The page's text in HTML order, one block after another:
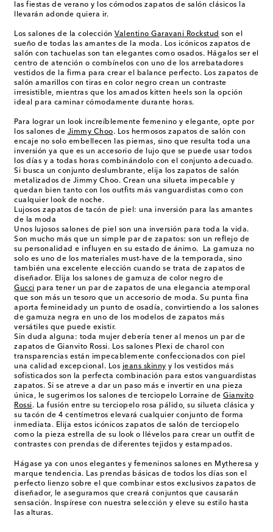
las fiestas de verano y los cómodos zapatos de salón clásicos la
llevarán adonde quiera ir.
Los salones de la colección Valentino Garavani Rockstud son el
sueño de todas las amantes de la moda. Los icónicos zapatos de
salón con tachuelas son tan elegantes como osados. Hágalos ser el
centro de atención o combínelos con uno de los arrebatadores
vestidos de la firma para crear el balance perfecto. Los zapatos de
salón amarillos con tiras en color negro crean un contraste
irresistible, mientras que los amados kitten heels son la opción
ideal para caminar cómodamente durante horas.
Para lograr un look increíblemente femenino y elegante, opte por
los salones de Jimmy Choo. Los hermosos zapatos de salón con
encaje no solo embellecen las piernas, sino que resulta toda una
inversión ya que es un accesorio de lujo que se puede usar todos
los días y a todas horas combinándolo con el conjunto adecuado.
Si busca un conjunto deslumbrante, elija los zapatos de salón
metalizados de Jimmy Choo. Crean una silueta impecable y
quedan bien tanto con los outfits más vanguardistas como con
cualquier look de noche.
Lujosos zapatos de tacón de piel: una inversión para las amantes
de la moda
Unos lujosos salones de piel son una inversión para toda la vida.
Son mucho más que un simple par de zapatos: son un reflejo de
su personalidad e influyen en su estado de ánimo. La gamuza no
solo es uno de los materiales must-have de la temporada, sino
también una excelente elección cuando se trata de zapatos de
diseñador. Elija los salones de gamuza de color negro de
Gucci para tener un par de zapatos de una elegancia atemporal
que son más un tesoro que un accesorio de moda. Su punta fina
aporta femineidady un punto de osadía, convirtiendo a los salones
de gamuza negra en uno de los modelos de zapatos más
versátiles que puede existir.
Sin duda alguna: toda mujer debería tener al menos un par de
zapatos de Gianvito Rossi. Los salones Plexi de charol con
transparencias están impecablemente confeccionados con piel
una calidad excepcional. Los jeans skinny y los vestidos más
sofisticados son la perfecta combinación para estos vanguardistas
zapatos. Si se atreve a dar un paso más e invertir en una pieza
única, le sugerimos los salones de terciopelo Lorraine de Gianvito
Rossi. La fusión entre su terciopelo rosa pálido, su silueta clásica y
su tacón de 4 centímetros elevará cualquier conjunto de forma
inmediata. Elija estos icónicos zapatos de salón de terciopelo
como la pieza estrella de su look o llévelos para crear un outfit de
contrastes con prendas de diferentes tejidos y estampados.
Hágase ya con unos elegantes y femeninos salones en Mytheresa y
marque tendencia. Las prendas básicas de todos los días son el
perfecto lienzo sobre el que combinar estos exclusivos zapatos de
diseñador, le aseguramos que creará conjuntos que causarán
sensación. Inspírese con nuestra selección y eleve su estilo hasta
las alturas.